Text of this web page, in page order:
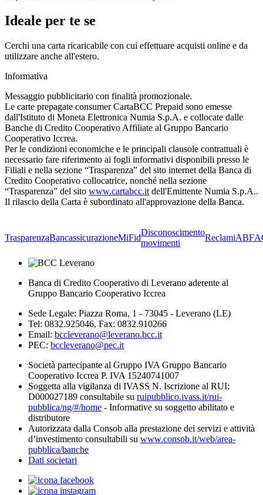
Ideale per te se
Cerchi una carta ricaricabile con cui effettuare acquisti online e da
utilizzare anche all'estero.
Informativa
Messaggio pubblicitario con finalità promozionale.
Le carte prepagate consumer CartaBCC Prepaid sono emesse
dall'Istituto di Moneta Elettronica Numia S.p.A. e collocate dalle
Banche di Credito Cooperativo Affiliate al Gruppo Bancario
Cooperativo Iccrea.
Per le condizioni economiche e le principali clausole contrattuali è
necessario fare riferimento ai fogli informativi disponibili presso le
Filiali e nella sezione “Trasparenza” del sito internet della Banca di
Credito Cooperativo collocatrice, nonché nella sezione
“Trasparenza” del sito www.cartabcc.it dell'Emittente Numia S.p.A..
Il rilascio della Carta è subordinato all'approvazione della Banca.
TrasparenzaBancassicurazioneMiFid
Disconoscimento
movimenti
ReclamiABF
Banca di Credito Cooperativo di Leverano aderente al
Gruppo Bancario Cooperativo Iccrea
Sede Legale: Piazza Roma, 1 - 73045 - Leverano (LE)
Tel: 0832.925046, Fax: 0832.910266
Email: bccleverano@leverano.bcc.it
PEC: bccleverano@pec.it
Società partecipante al Gruppo IVA Gruppo Bancario
Cooperativo Iccrea P. IVA 15240741007
Soggetta alla vigilanza di IVASS N. Iscrizione al RUI:
D000027189 consultabile su ruipubblico.ivass.it/rui-
pubblica/ng/#/home - Informative su soggetto abilitato e
distributore
Autorizzata dalla Consob alla prestazione dei servizi e attività
d’investimento consultabili su www.consob.it/web/area-
pubblica/banche
Dati societari